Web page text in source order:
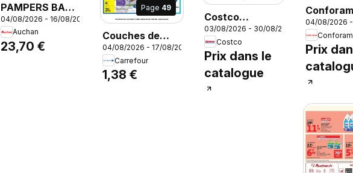
PAMPERS BABY
DRY COUCHES,
PAMPERS BABY
DRY COUCHES
04/08/2026 - 16/08/2026
Auchan
23,70 €
Page 49
Couches de
bain Jetable
Splishers,
PAMPERS
04/08/2026 - 17/08/2026
Carrefour
1,38 €
Costco
catalogue
03/08/2026 - 30/08/2026
Costco
Prix dans le
catalogue
Rentrée
cassés
04/08/2026 -
Prix